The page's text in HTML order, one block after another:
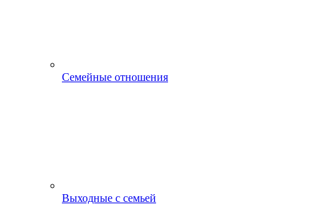
Семейные отношения
Выходные с семьей